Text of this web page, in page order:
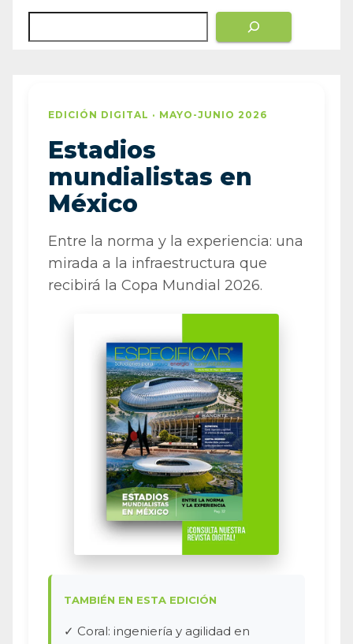
EDICIÓN DIGITAL · MAYO-JUNIO 2026
Estadios
mundialistas en
México
Entre la norma y la experiencia: una
mirada a la infraestructura que
recibirá la Copa Mundial 2026.
TAMBIÉN EN ESTA EDICIÓN
✓ Coral: ingeniería y agilidad en